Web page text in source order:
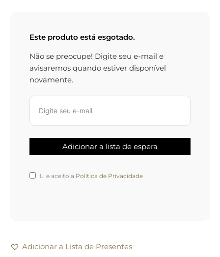
Este produto está esgotado.
Não se preocupe! Digite seu e-mail e
avisaremos quando estiver disponível
novamente.
Li e aceito a Política de Privacidade
Adicionar a Lista de Presentes